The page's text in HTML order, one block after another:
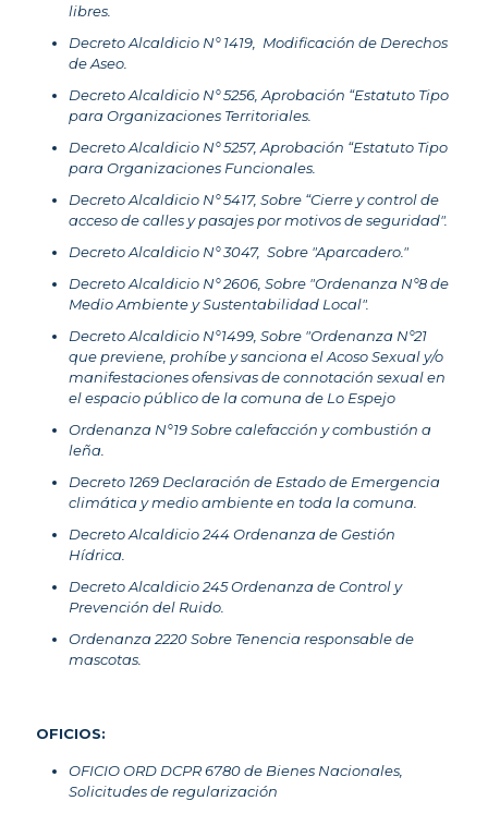
libres.
Decreto Alcaldicio N° 1419, Modificación de Derechos
de Aseo
Decreto Alcaldicio N° 5256, Aprobación “Estatuto Tipo
para Organizaciones Territoriales.
Decreto Alcaldicio N° 5257, Aprobación “Estatuto Tipo
para Organizaciones Funcionales.
Decreto Alcaldicio N° 5417, Sobre “Cierre y control de
acceso de calles y pasajes por motivos de seguridad".
Decreto Alcaldicio N° 3047, Sobre "Aparcadero."
Decreto Alcaldicio N° 2606, Sobre "Ordenanza N°8 de
Medio Ambiente y Sustentabilidad Local".
Decreto Alcaldicio N°1499, Sobre "Ordenanza N°21
que previene, prohíbe y sanciona el Acoso Sexual y/o
manifestaciones ofensivas de connotación sexual en
el espacio público de la comuna de Lo Espejo
Ordenanza N°19 Sobre calefacción y combustión a
leña.
Decreto 1269 Declaración de Estado de Emergencia
climática y medio ambiente en toda la comuna.
Decreto Alcaldicio 244 Ordenanza de Gestión
Hídrica.
Decreto Alcaldicio 245 Ordenanza de Control y
Prevención del Ruido.
Ordenanza 2220 Sobre Tenencia responsable de
mascotas.
OFICIOS:
OFICIO ORD DCPR 6780 de Bienes Nacionales,
Solicitudes de regularización